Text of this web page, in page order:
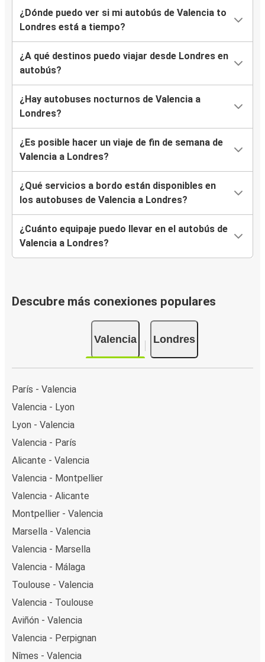
¿Dónde puedo ver si mi autobús de Valencia to
Londres está a tiempo?
¿A qué destinos puedo viajar desde Londres en
autobús?
¿Hay autobuses nocturnos de Valencia a
Londres?
¿Es posible hacer un viaje de fin de semana de
Valencia a Londres?
¿Qué servicios a bordo están disponibles en
los autobuses de Valencia a Londres?
¿Cuánto equipaje puedo llevar en el autobús de
Valencia a Londres?
Descubre más conexiones populares
Valencia Londres
París - Valencia
Valencia - Lyon
Lyon - Valencia
Valencia - París
Alicante - Valencia
Valencia - Montpellier
Valencia - Alicante
Montpellier - Valencia
Marsella - Valencia
Valencia - Marsella
Valencia - Málaga
Toulouse - Valencia
Valencia - Toulouse
Aviñón - Valencia
Valencia - Perpignan
Nîmes - Valencia